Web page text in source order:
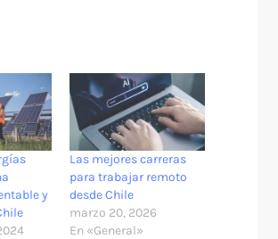
y
Las mejores carreras
para trabajar remoto
desde Chile
marzo 20, 2026
En «General»